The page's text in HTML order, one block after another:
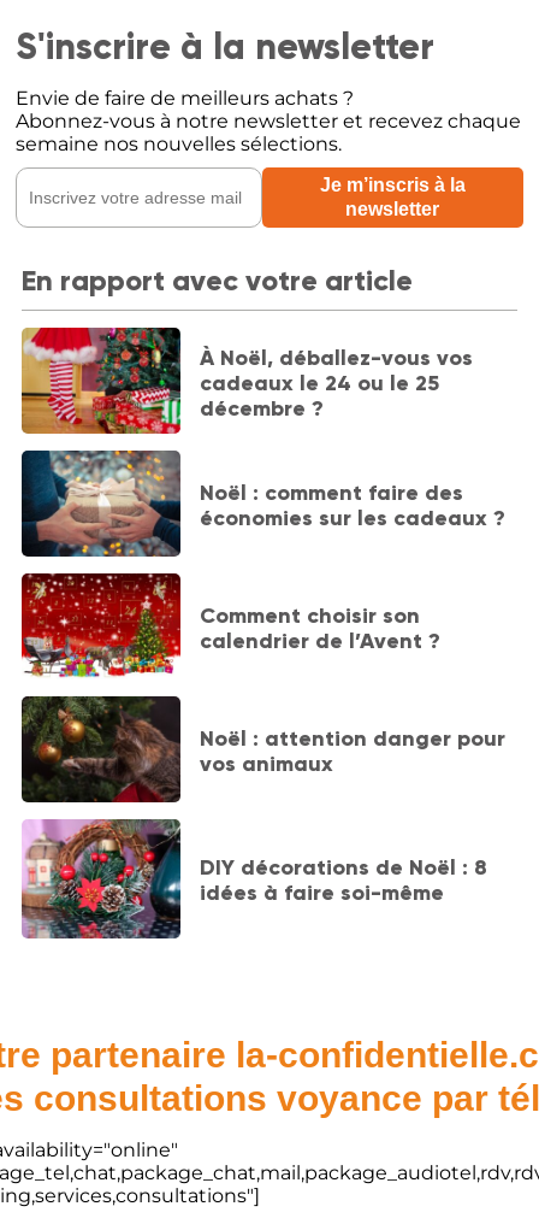
S'inscrire à la newsletter
Envie de faire de meilleurs achats ?
Abonnez-vous à notre newsletter et recevez chaque
semaine nos nouvelles sélections.
En rapport avec votre article
À Noël, déballez-vous vos
cadeaux le 24 ou le 25
décembre ?
Noël : comment faire des
économies sur les cadeaux ?
Comment choisir son
calendrier de l’Avent ?
Noël : attention danger pour
vos animaux
DIY décorations de Noël : 8
idées à faire soi-même
partenaire la-
consultations voyance par